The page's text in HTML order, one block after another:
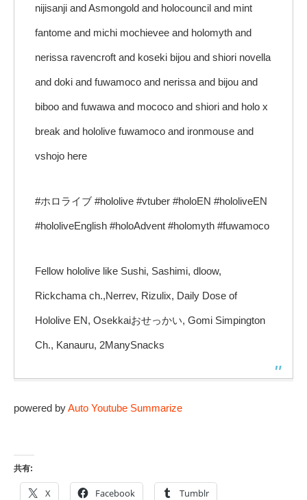
nijisanji and Asmongold and holocouncil and mint
fantome and michi mochievee and holomyth and
nerissa ravencroft and koseki bijou and shiori novella
and doki and fuwamoco and nerissa and bijou and
biboo and fuwawa and mococo and shiori and holo x
break and hololive fuwamoco and ironmouse and
vshojo here
#ホロライブ #hololive #vtuber #holoEN #hololiveEN
#hololiveEnglish #holoAdvent #holomyth #fuwamoco
Fellow hololive like Sushi, Sashimi, dloow,
Rickchama ch.,Nerrev, Rizulix, Daily Dose of
Hololive EN, Osekkaiおせっかい, Gomi Simpington
Ch., Kanauru, 2ManySnacks
powered byAuto Youtube Summarize
共有:
X Facebook Tumblr